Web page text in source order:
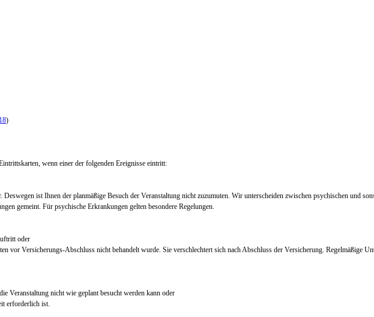
)
wenn einer der folgenden Ereignisse eintritt:
ist Ihnen der planmäßige Besuch der Veranstaltung nicht zuzumuten. Wir unterscheiden zwischen psychischen und
gemeint. Für psychische Erkrankungen gelten besondere Regelungen.
oder
vor Versicherungs-Abschluss nicht behandelt wurde. Sie verschlechtert sich nach Abschluss der Versicherung. Regelmäßige
Veranstaltung nicht wie geplant besucht werden kann oder
erforderlich ist.